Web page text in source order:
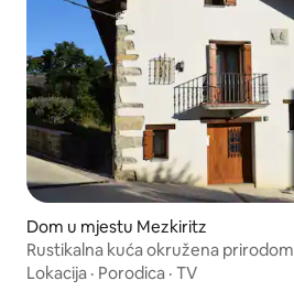
Dom u mjestu Mezkiritz
Rustikalna kuća okružena prirodom
Lokacija · Porodica · TV